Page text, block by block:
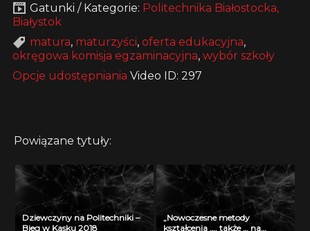
Gatunki / Kategorie: Politechnika Białostocka,
Białystok
matura, maturzyści, oferta edukacyjna,
okręgowa komisja egzaminacyjna, wybór szkoły
Opcje udostępniania Video ID: 297
Powiązane tytuły:
Dziewczyny na Politechniki –
Bieg w Kasku 2018
„Nowoczesne metody
kształcenia …. także … na